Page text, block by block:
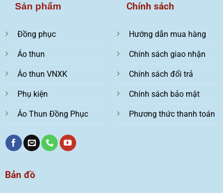
Sản phẩm
Đồng phục
Áo thun
Áo thun VNXK
Phụ kiện
Áo Thun Đồng Phục
Chính sách
Hướng dẫn mua hàng
Chính sách giao nhận
Chính sách đổi trả
Chính sách bảo mật
Phương thức thanh toán
Bản đồ